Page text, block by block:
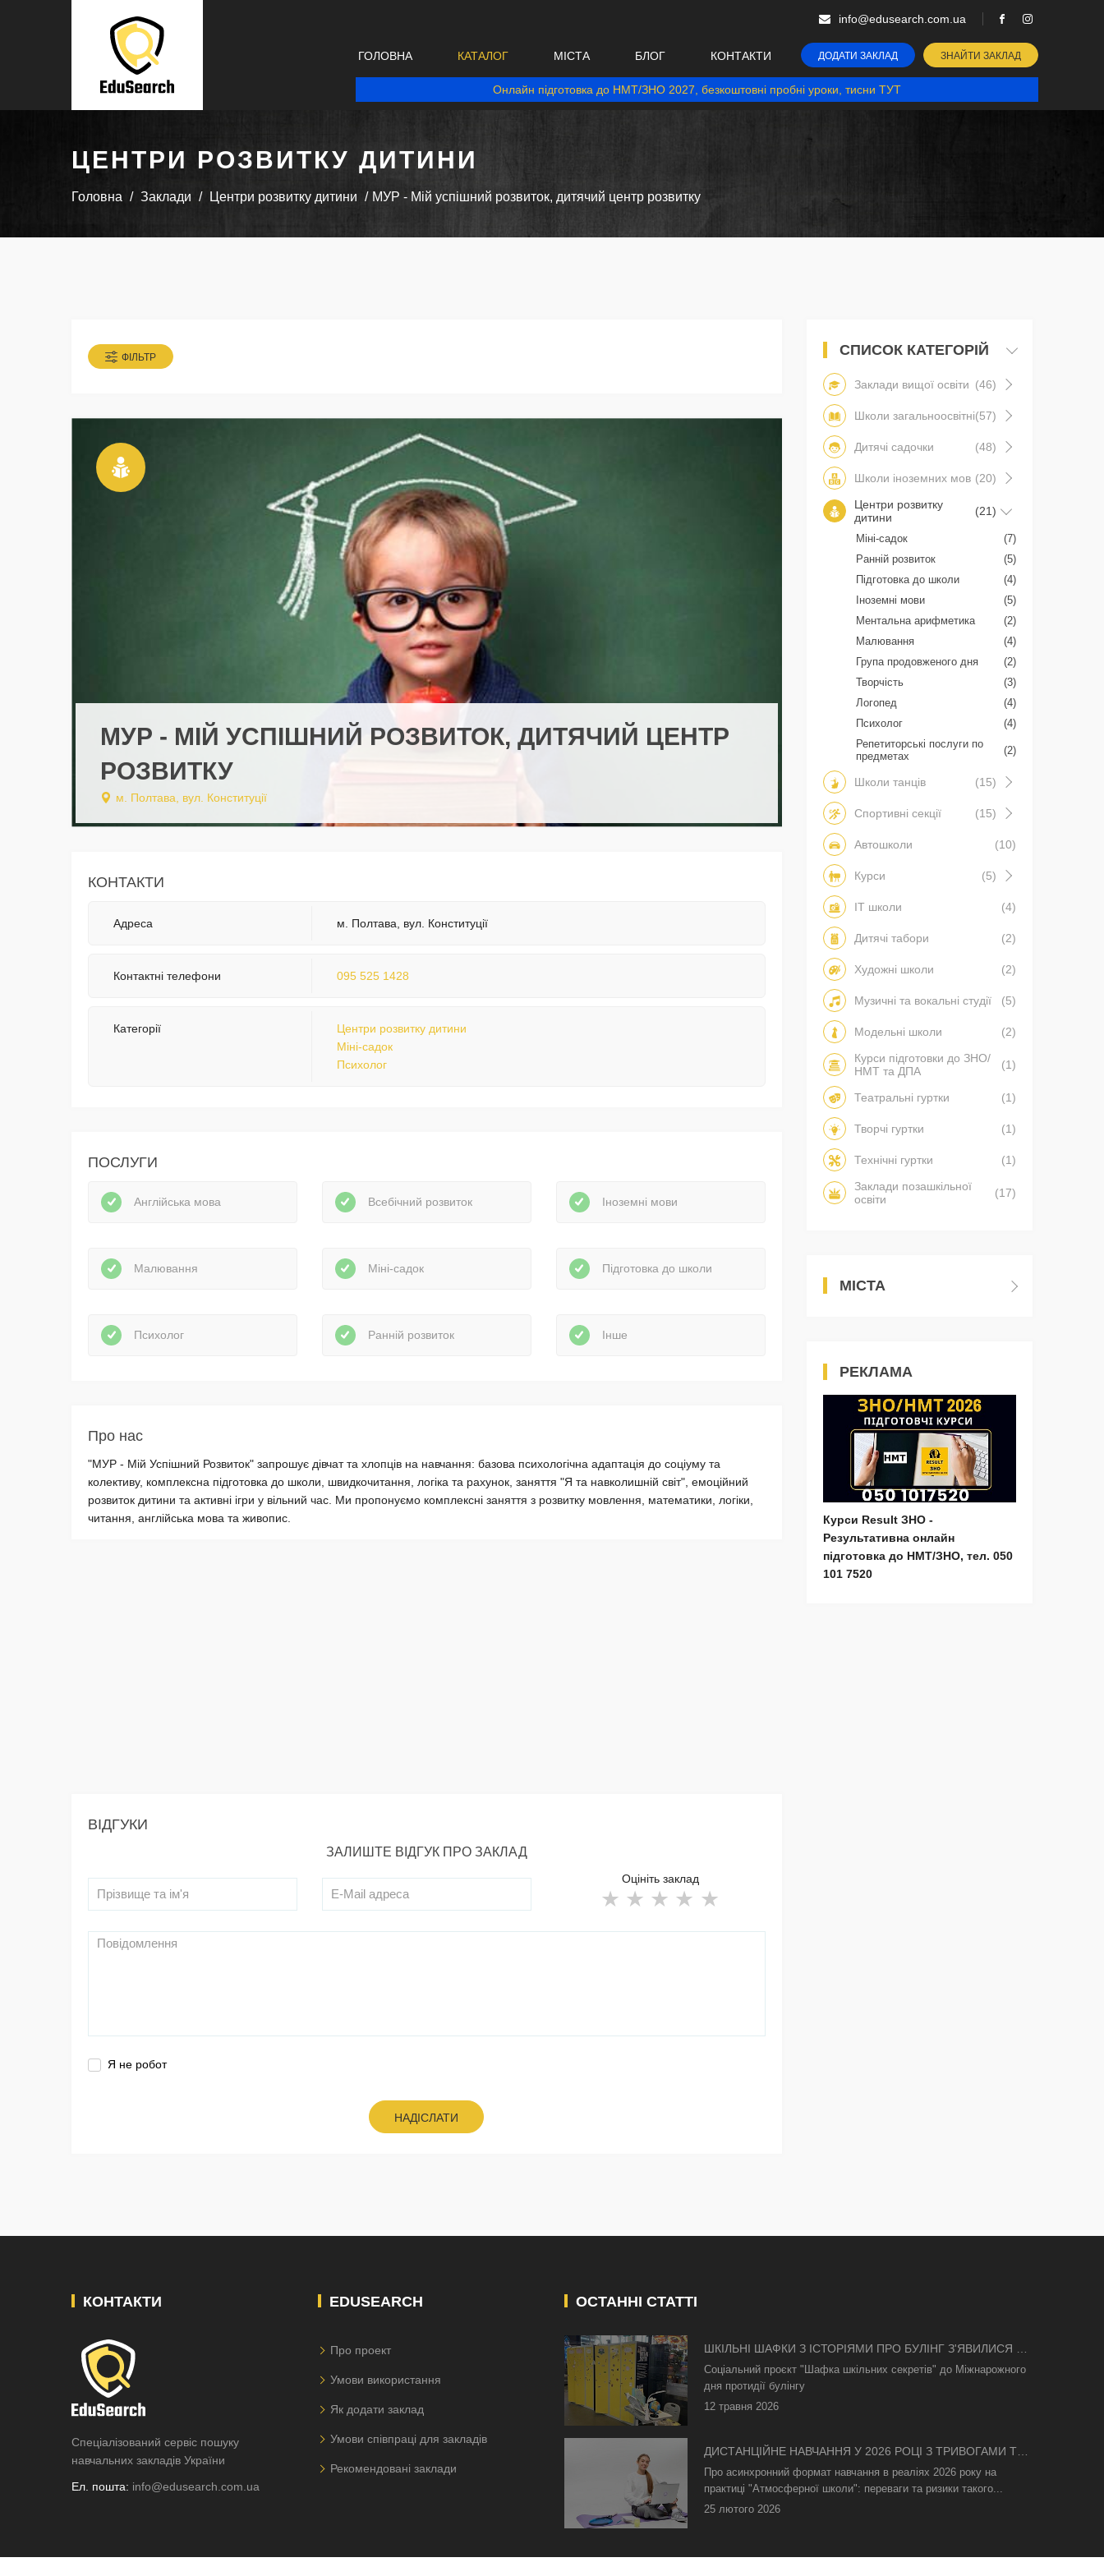
info@edusearch.com.ua
ГОЛОВНА КАТАЛОГ МІСТА БЛОГ КОНТАКТИ ДОДАТИ ЗАКЛАД ЗНАЙТИ ЗАКЛАД
Онлайн підготовка до НМТ/ЗНО 2027, безкоштовні пробні уроки, тисни ТУТ
ЦЕНТРИ РОЗВИТКУ ДИТИНИ
Головна Заклади Центри розвитку дитини МУР - Мій успішний розвиток, дитячий центр розвитку
ФІЛЬТР
МУР - МІЙ УСПІШНИЙ РОЗВИТОК, ДИТЯЧИЙ ЦЕНТР
РОЗВИТКУ
м. Полтава, вул. Конституції
КОНТАКТИ
Адреса м. Полтава, вул. Конституції
Контактні телефони 095 525 1428
Категорії
Центри розвитку дитини
Міні-садок
Психолог
ПОСЛУГИ
Англійська мова Всебічний розвиток Іноземні мови
Малювання Міні-садок Підготовка до школи
Психолог Ранній розвиток Інше
Про нас
"МУР - Мій Успішний Розвиток" запрошує дівчат та хлопців на навчання: базова психологічна адаптація до соціуму та
колективу, комплексна підготовка до школи, швидкочитання, логіка та рахунок, заняття "Я та навколишній світ", емоційний
розвиток дитини та активні ігри у вільний час. Ми пропонуємо комплексні заняття з розвитку мовлення, математики, логіки,
читання, англійська мова та живопис.
ВІДГУКИ
ЗАЛИШТЕ ВІДГУК ПРО ЗАКЛАД
Оцініть заклад
Я не робот
НАДІСЛАТИ
СПИСОК КАТЕГОРІЙ
Заклади вищої освіти (46)
Школи загальноосвітні(57)
Дитячі садочки (48)
Школи іноземних мов (20)
Центри розвитку
дитини
(21)
Міні-садок
(7)
Ранній розвиток
(5)
Підготовка до школи
(4)
Іноземні мови
(5)
Ментальна арифметика
(2)
Малювання
(4)
Група продовженого дня
(2)
Творчість
(3)
Логопед
(4)
Психолог
(4)
Репетиторські послуги по
предметах
(2)
Школи танців (15)
Спортивні секції (15)
Автошколи (10)
Курси (5)
IT школи (4)
Дитячі табори (2)
Художні школи (2)
Музичні та вокальні студії (5)
Модельні школи
(2)
Курси підготовки до ЗНО/
НМТ та ДПА
(1)
Театральні гуртки (1)
Творчі гуртки (1)
Технічні гуртки
(1)
Заклади позашкільної
освіти
(17)
МІСТА
РЕКЛАМА
Курси Result ЗНО -
Результативна онлайн
підготовка до НМТ/ЗНО, тел. 050
101 7520
КОНТАКТИ
Спеціалізований сервіс пошуку
навчальних закладів України
Ел. пошта: info@edusearch.com.ua
EDUSEARCH
Про проект
Умови використання
Як додати заклад
Умови співпраці для закладів
Рекомендовані заклади
ОСТАННІ СТАТТІ
ШКІЛЬНІ ШАФКИ З ІСТОРІЯМИ ПРО БУЛІНГ З'ЯВИЛИСЯ В
КИЄВІ
Соціальний проєкт "Шафка шкільних секретів" до Міжнарожного
дня протидії булінгу
12 травня 2026
ДИСТАНЦІЙНЕ НАВЧАННЯ У 2026 РОЦІ З ТРИВОГАМИ ТА
БЕЗ СВІТЛА: ЯК АСИНХРОННИЙ ФОРМАТ РЯТУЄ
ОСВІТНІЙ ПРОЦЕС
Про асинхронний формат навчання в реаліях 2026 року на
практиці "Атмосферної школи": переваги та ризики такого...
25 лютого 2026